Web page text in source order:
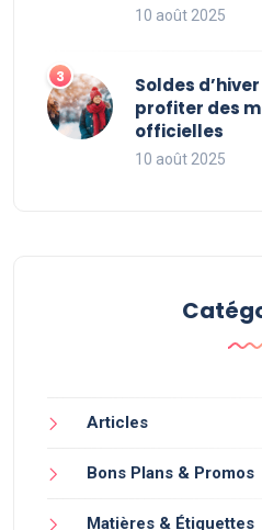
10 août 2025
Soldes
profiter des
officielles
10 août 2025
Articles
Bons Plans & Promos
Matières & Étiquettes